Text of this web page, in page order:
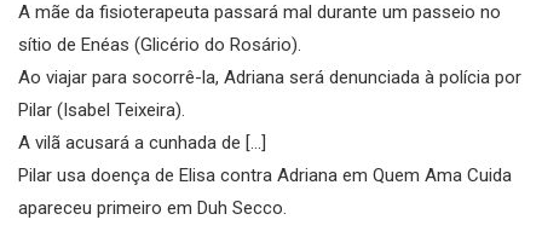
A mãe da fisioterapeuta passará mal durante um passeio no
sítio de Enéas (Glicério do Rosário).
Ao viajar para socorrê-la, Adriana será denunciada à polícia por
Pilar (Isabel Teixeira).
A vilã acusará a cunhada de […]
Pilar usa doença de Elisa contra Adriana em Quem Ama Cuida
apareceu primeiro em Duh Secco.